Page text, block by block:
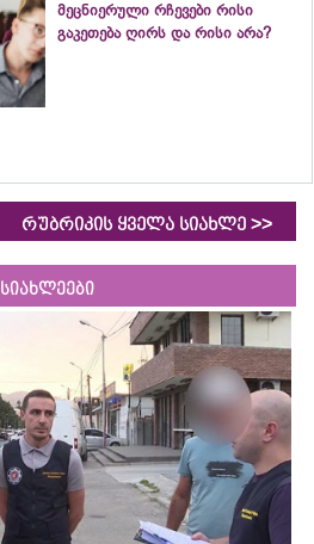
მეცნიერული რჩევები რისი
გაკეთება ღირს და რისი არა?
რუბრიკის ყველა სიახლე >>
სიახლეები